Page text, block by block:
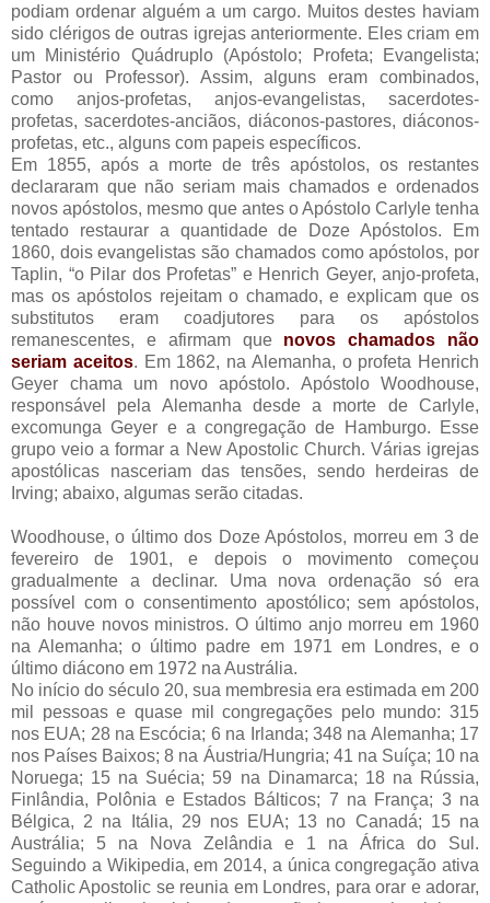
podiam ordenar alguém a um cargo. Muitos destes haviam
sido clérigos de outras igrejas anteriormente. Eles criam em
um Ministério Quádruplo (Apóstolo; Profeta; Evangelista;
Pastor ou Professor). Assim, alguns eram combinados,
como anjos-profetas, anjos-evangelistas, sacerdotes-
profetas, sacerdotes-anciãos, diáconos-pastores, diáconos-
profetas, etc., alguns com papeis específicos.
Em 1855, após a morte de três apóstolos, os restantes
declararam que não seriam mais chamados e ordenados
novos apóstolos, mesmo que antes o Apóstolo Carlyle tenha
tentado restaurar a quantidade de Doze Apóstolos. Em
1860, dois evangelistas são chamados como apóstolos, por
Taplin, “o Pilar dos Profetas” e Henrich Geyer, anjo-profeta,
mas os apóstolos rejeitam o chamado, e explicam que os
substitutos eram coadjutores para os apóstolos
remanescentes, e afirmam que novos chamados não
seriam aceitos. Em 1862, na Alemanha, o profeta Henrich
Geyer chama um novo apóstolo. Apóstolo Woodhouse,
responsável pela Alemanha desde a morte de Carlyle,
excomunga Geyer e a congregação de Hamburgo. Esse
grupo veio a formar a New Apostolic Church. Várias igrejas
apostólicas nasceriam das tensões, sendo herdeiras de
Irving; abaixo, algumas serão citadas.
Woodhouse, o último dos Doze Apóstolos, morreu em 3 de
fevereiro de 1901, e depois o movimento começou
gradualmente a declinar. Uma nova ordenação só era
possível com o consentimento apostólico; sem apóstolos,
não houve novos ministros. O último anjo morreu em 1960
na Alemanha; o último padre em 1971 em Londres, e o
último diácono em 1972 na Austrália.
No início do século 20, sua membresia era estimada em 200
mil pessoas e quase mil congregações pelo mundo: 315
nos EUA; 28 na Escócia; 6 na Irlanda; 348 na Alemanha; 17
nos Países Baixos; 8 na Áustria/Hungria; 41 na Suíça; 10 na
Noruega; 15 na Suécia; 59 na Dinamarca; 18 na Rússia,
Finlândia, Polônia e Estados Bálticos; 7 na França; 3 na
Bélgica, 2 na Itália, 29 nos EUA; 13 no Canadá; 15 na
Austrália; 5 na Nova Zelândia e 1 na África do Sul.
Seguindo a Wikipedia, em 2014, a única congregação ativa
Catholic Apostolic se reunia em Londres, para orar e adorar,